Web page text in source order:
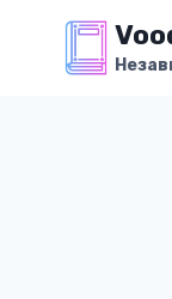
содержимому